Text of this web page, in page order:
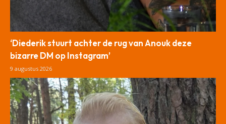
‘Diederik stuurt achter de rug van Anouk deze
bizarre DM op Instagram’
9 augustus 2026